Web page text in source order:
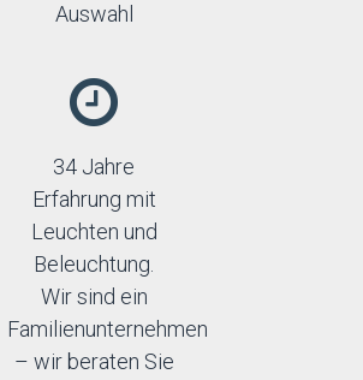
Auswahl
34 Jahre
Erfahrung mit
Leuchten und
Beleuchtung.
Wir sind ein
Familienunternehmen
– wir beraten Sie